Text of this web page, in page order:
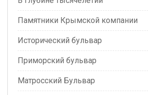
Памятники Крымской компании
Исторический бульвар
Приморский бульвар
Матросский Бульвар